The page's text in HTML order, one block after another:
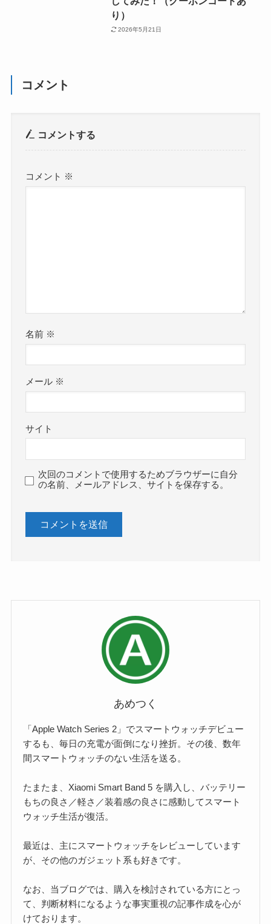
り）
2026年5月21日
コメント
コメントする
コメント ※
名前 ※
メール ※
サイト
次回のコメントで使用するためブラウザーに自分
の名前、メールアドレス、サイトを保存する。
あめつく
「Apple Watch Series 2」でスマートウォッチデビュー
するも、毎日の充電が面倒になり挫折。その後、数年
間スマートウォッチのない生活を送る。
たまたま、Xiaomi Smart Band 5 を購入し、バッテリー
もちの良さ／軽さ／装着感の良さに感動してスマート
ウォッチ生活が復活。
最近は、主にスマートウォッチをレビューしています
が、その他のガジェット系も好きです。
なお、当ブログでは、購入を検討されている方にとっ
て、判断材料になるような事実重視の記事作成を心が
けております。